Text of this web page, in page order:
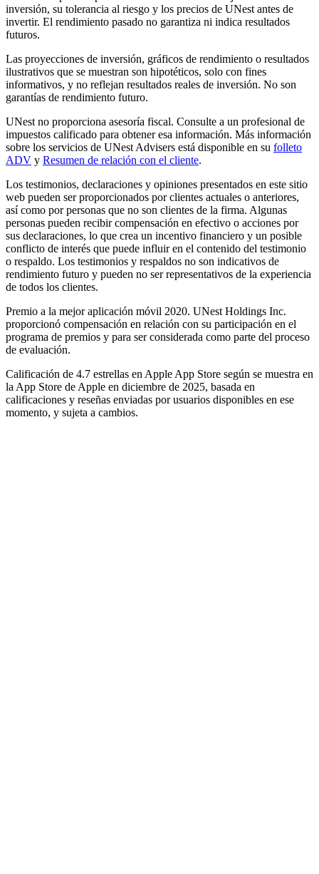
inversión, su tolerancia al riesgo y los precios de UNest antes de
invertir. El rendimiento pasado no garantiza ni indica resultados
futuros.
Las proyecciones de inversión, gráficos de rendimiento o resultados
ilustrativos que se muestran son hipotéticos, solo con fines
informativos, y no reflejan resultados reales de inversión. No son
garantías de rendimiento futuro.
UNest no proporciona asesoría fiscal. Consulte a un profesional de
impuestos calificado para obtener esa información. Más información
sobre los servicios de UNest Advisers está disponible en su folleto
ADV y Resumen de relación con el cliente.
Los testimonios, declaraciones y opiniones presentados en este sitio
web pueden ser proporcionados por clientes actuales o anteriores,
así como por personas que no son clientes de la firma. Algunas
personas pueden recibir compensación en efectivo o acciones por
sus declaraciones, lo que crea un incentivo financiero y un posible
conflicto de interés que puede influir en el contenido del testimonio
o respaldo. Los testimonios y respaldos no son indicativos de
rendimiento futuro y pueden no ser representativos de la experiencia
de todos los clientes.
Premio a la mejor aplicación móvil 2020. UNest Holdings Inc.
proporcionó compensación en relación con su participación en el
programa de premios y para ser considerada como parte del proceso
de evaluación.
Calificación de 4.7 estrellas en Apple App Store según se muestra en
la App Store de Apple en diciembre de 2025, basada en
calificaciones y reseñas enviadas por usuarios disponibles en ese
momento, y sujeta a cambios.